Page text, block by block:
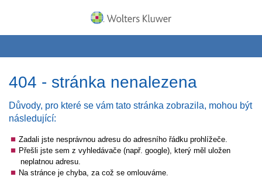
404 - stránka nenalezena
Důvody, pro které se vám tato stránka zobrazila, mohou být
následující:
Zadali jste nesprávnou adresu do adresního řádku prohlížeče.
Přešli jste sem z vyhledávače (např. google), který měl uložen
neplatnou adresu.
Na stránce je chyba, za což se omlouváme.